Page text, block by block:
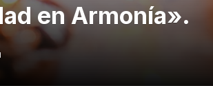
en Armonía».